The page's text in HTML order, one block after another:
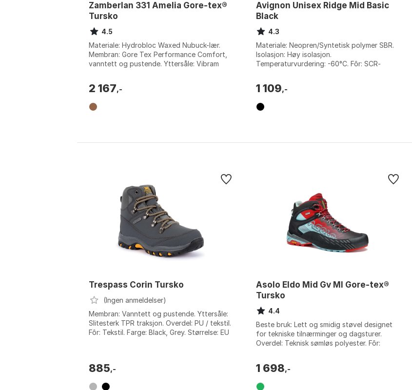
Zamberlan 331 Amelia Gore-tex®
Tursko
4.5
Materiale: Hydrobloc Waxed Nubuck-lær.
Membran: Gore Tex Performance Comfort,
vanntett og pustende. Yttersåle: Vibram
2 167,-
Avignon Unisex Ridge Mid Basic
Black
4.3
Materiale: Neopren/Syntetisk polymer SBR.
Isolasjon: Høy isolasjon.
Temperaturvurdering: -60°C. Fôr: SCR-
1 109,-
Trespass Corin Tursko
(Ingen anmeldelser)
Membran: Vanntett og pustende. Yttersåle:
Slitesterk TPR traksjon. Overdel: PU / tekstil.
Fôr: Tekstil. Farge: Black, Grey. Størrelse: EU
885,-
Asolo Eldo Mid Gv Ml Gore-tex®
Tursko
4.4
Beste bruk: Lett og smidig støvel designet
for tekniske tilnærminger og dagsturer.
Overdel: Teknisk sømløs polyester. Fôr:
1 698,-